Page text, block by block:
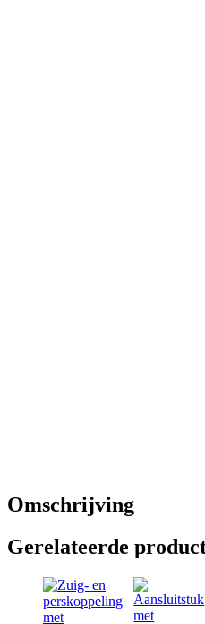
Omschrijving
Gerelateerde